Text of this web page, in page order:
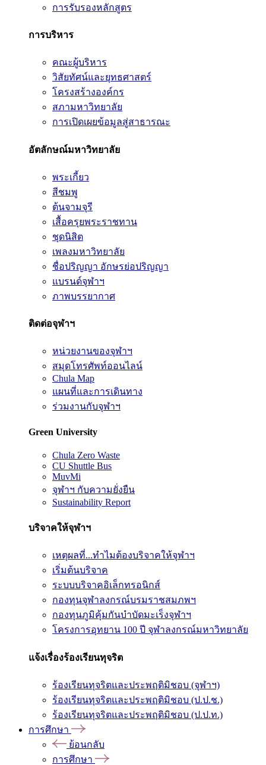
การรับรองหลักสูตร
การบริหาร
คณะผู้บริหาร
วิสัยทัศน์และยุทธศาสตร์
โครงสร้างองค์กร
สภามหาวิทยาลัย
การเปิดเผยข้อมูลสู่สาธารณะ
อัตลักษณ์มหาวิทยาลัย
พระเกี้ยว
สีชมพู
ต้นจามจุรี
เสื้อครุยพระราชทาน
ชุดนิสิต
เพลงมหาวิทยาลัย
ชื่อปริญญา อักษรย่อปริญญา
แบรนด์จุฬาฯ
ภาพบรรยากาศ
ติดต่อจุฬาฯ
หน่วยงานของจุฬาฯ
สมุดโทรศัพท์ออนไลน์
Chula Map
แผนที่และการเดินทาง
ร่วมงานกับจุฬาฯ
Green University
Chula Zero Waste
CU Shuttle Bus
MuvMi
จุฬาฯ กับความยั่งยืน
Sustainability Report
บริจาคให้จุฬาฯ
เหตุผลที่...ทำไมต้องบริจาคให้จุฬาฯ
เริ่มต้นบริจาค
ระบบบริจาคอิเล็กทรอนิกส์
กองทุนจุฬาลงกรณ์บรมราชสมภพฯ
กองทุนภูมิคุ้มกันบำบัดมะเร็งจุฬาฯ
โครงการอุทยาน 100 ปี จุฬาลงกรณ์มหาวิทยาลัย
แจ้งเรื่องร้องเรียนทุจริต
ร้องเรียนทุจริตและประพฤติมิชอบ (จุฬาฯ)
ร้องเรียนทุจริตและประพฤติมิชอบ (ป.ป.ช.)
ร้องเรียนทุจริตและประพฤติมิชอบ (ป.ป.ท.)
การศึกษา
ย้อนกลับ
การศึกษา